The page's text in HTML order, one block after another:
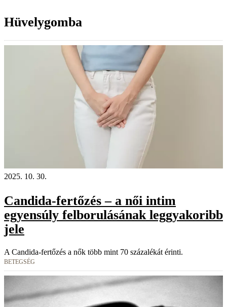
Hüvelygomba
2025. 10. 30.
Candida-fertőzés – a női intim
egyensúly felborulásának leggyakoribb
jele
A Candida-fertőzés a nők több mint 70 százalékát érinti.
BETEGSÉG